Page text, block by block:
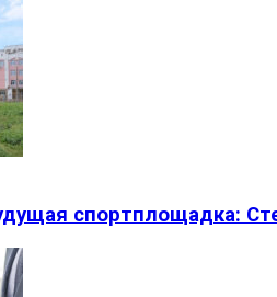
спортплощадка: